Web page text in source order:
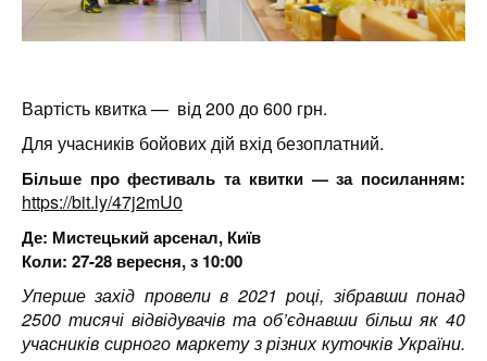
Вартість квитка — від 200 до 600 грн.
Для учасників бойових дій вхід безоплатний.
Більше про фестиваль та квитки — за посиланням:
https://bit.ly/47j2mU0
Де: Мистецький арсенал, Київ
Коли: 27-28 вересня, з 10:00
Уперше захід провели в 2021 році, зібравши понад
2500 тисячі відвідувачів та об’єднавши більш як 40
учасників сирного маркету з різних куточків України.